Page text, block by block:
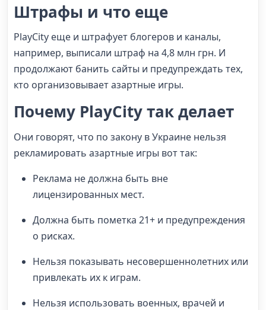
Штрафы и что еще
PlayCity еще и штрафует блогеров и каналы,
например, выписали штраф на 4,8 млн грн. И
продолжают банить сайты и предупреждать тех,
кто организовывает азартные игры.
Почему PlayCity так делает
Они говорят, что по закону в Украине нельзя
рекламировать азартные игры вот так:
Реклама не должна быть вне
лицензированных мест.
Должна быть пометка 21+ и предупреждения
о рисках.
Нельзя показывать несовершеннолетних или
привлекать их к играм.
Нельзя использовать военных, врачей и